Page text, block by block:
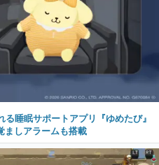
睡眠サポートアプリ『ゆめたび』
ましアラームも搭載